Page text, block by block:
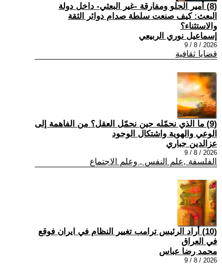
(8) أمير الحلو ومفارقة -غير البعثي- داخل دولة
البعث: كيف صنعت سلطة صدام دوائر الثقة
والاستثناء؟
إسماعيل نوري الربيعي
2026 / 8 / 9
قضايا ثقافية
(9) ما الذي نحمّله حين نحمّل العقل؟ من الفاهمة إلى
الوعي والهوية واشتكال الوجود
عزالدين جباري
2026 / 8 / 9
الفلسفة ,علم النفس , وعلم الاجتماع
(10) أراد الرئيس ترامب تغيير النظام في ايران فوقع
في العراق
محمد رضا عباس
2026 / 8 / 9